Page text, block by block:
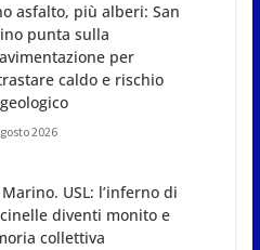
asfalto, più alberi: San
punta sulla
per
caldo e rischio
2026
USL: l’inferno di
diventi monito e
collettiva